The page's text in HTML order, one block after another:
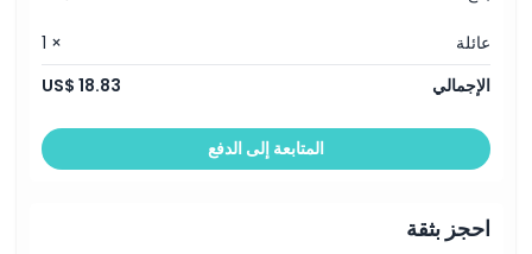
عائلة
× 1
الإجمالي
US$ 18.83
المتابعة إلى الدفع
احجز بثقة